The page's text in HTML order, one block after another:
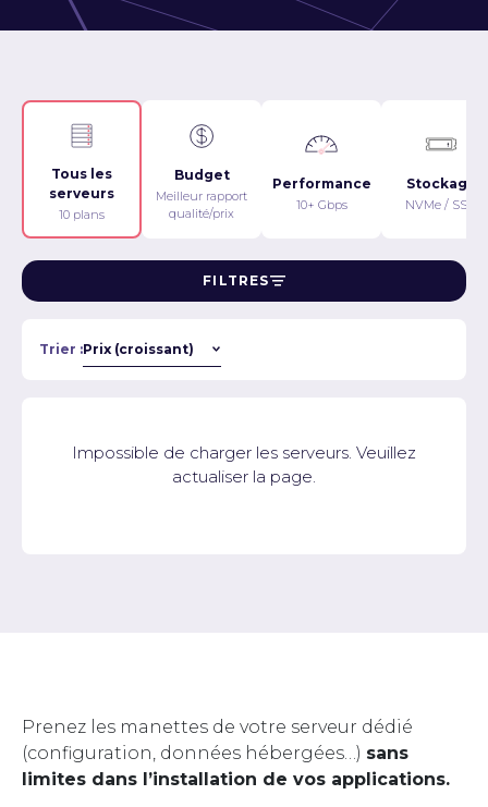
Tous les
serveurs
10 plans
Budget
Meilleur rapport
qualité/prix
Performance
10+ Gbps
Stockage
NVMe / SSD
FILTRES
Trier :
Impossible de charger les serveurs. Veuillez
actualiser la page.
Prenez les manettes de votre serveur dédié
(configuration, données hébergées…) sans
limites dans l’installation de vos applications.